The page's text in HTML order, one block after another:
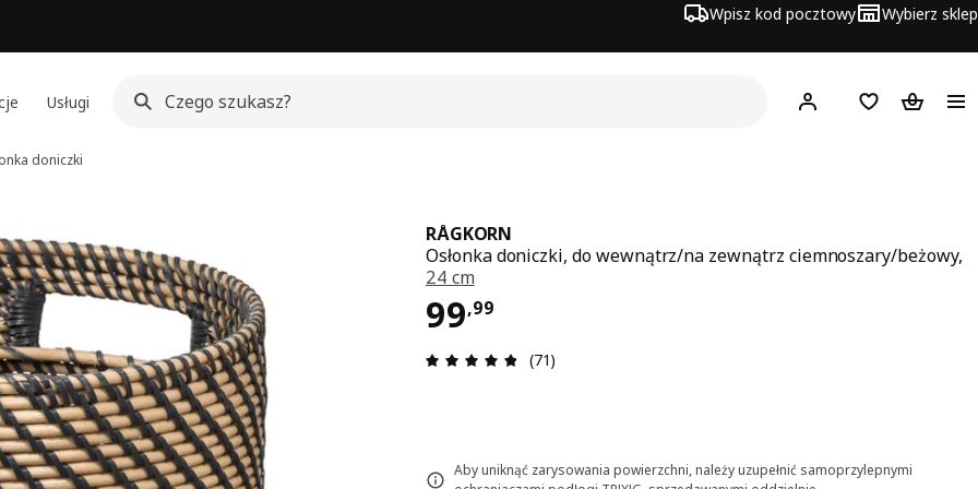
Wpisz kod pocztowy Wybierz sklep
Usługi Hej! Zaloguj się
Lista zakupowa
Koszyk
doniczki
RÅGKORN
Osłonka doniczki, do wewnątrz/na zewnątrz ciemnoszary/beżowy,
24 cm
99,99
Cena 99,99
Opinia: 4.8 na 5 gwiazdki. Recenzje ogółem: 71
(71)
Aby uniknąć zarysowania powierzchni, należy uzupełnić samoprzylepnymi